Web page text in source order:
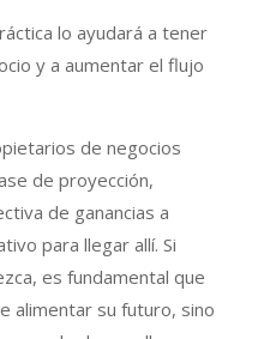
lo ayudará a tener
y a aumentar el flujo
de negocios
de proyección,
de ganancias a
para llegar allí. Si
es fundamental que
alimentar su futuro, sino